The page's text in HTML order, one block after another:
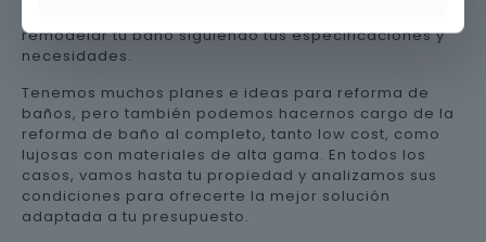
remodelar tu baño siguiendo tus especificaciones y
necesidades.
Tenemos muchos planes e ideas para reforma de
baños, pero también podemos hacernos cargo de la
reforma de baño al completo, tanto low cost, como
lujosas con materiales de alta gama. En todos los
casos, vamos hasta tu propiedad y analizamos sus
condiciones para ofrecerte la mejor solución
adaptada a tu presupuesto.